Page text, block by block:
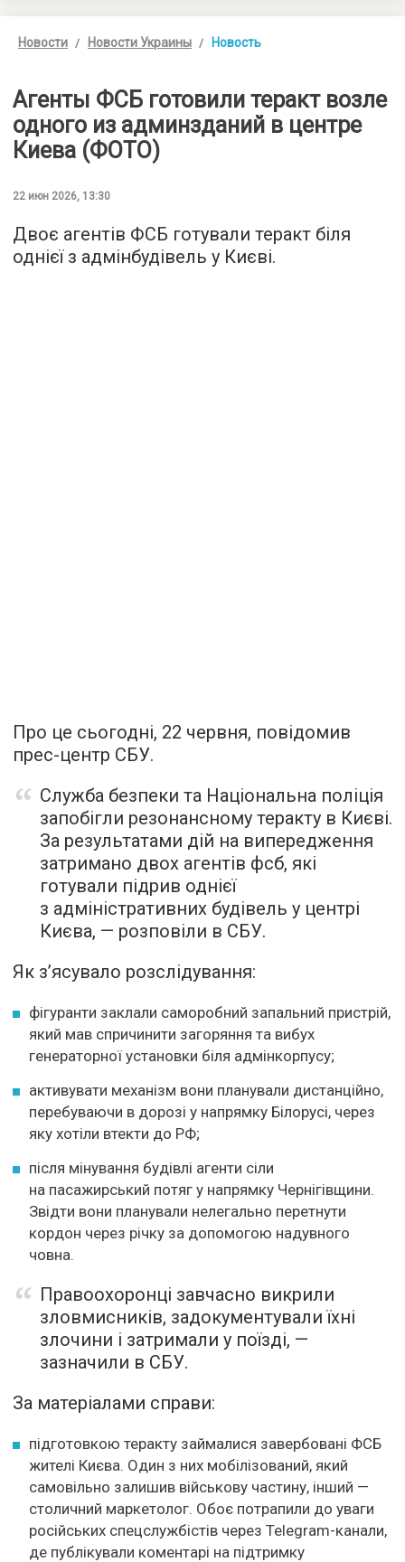
Новости Новости Украины Новость
Агенты ФСБ готовили теракт возле
одного из админзданий в центре
Киева (ФОТО)
22 июн 2026, 13:30
Двоє агентів ФСБ готували теракт біля
однієї з адмінбудівель у Києві.
Про це сьогодні, 22 червня, повідомив
прес-центр СБУ.
Служба безпеки та Національна поліція
запобігли резонансному теракту в Києві.
За результатами дій на випередження
затримано двох агентів фсб, які
готували підрив однієї
з адміністративних будівель у центрі
Києва, — розповіли в СБУ.
Як з’ясувало розслідування:
фігуранти заклали саморобний запальний пристрій,
який мав спричинити загоряння та вибух
генераторної установки біля адмінкорпусу;
активувати механізм вони планували дистанційно,
перебуваючи в дорозі у напрямку Білорусі, через
яку хотіли втекти до РФ;
після мінування будівлі агенти сіли
на пасажирський потяг у напрямку Чернігівщини.
Звідти вони планували нелегально перетнути
кордон через річку за допомогою надувного
човна.
Правоохоронці завчасно викрили
зловмисників, задокументували їхні
злочини і затримали у поїзді, —
зазначили в СБУ.
За матеріалами справи:
підготовкою теракту займалися завербовані ФСБ
жителі Києва. Один з них мобілізований, який
самовільно залишив військову частину, інший —
столичний маркетолог. Обоє потрапили до уваги
російських спецслужбістів через Telegram-канали,
де публікували коментарі на підтримку